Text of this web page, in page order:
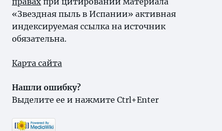
«Звездная пыль в Испании» активная
индексируемая ссылка на источник
обязательна.
Карта сайта
Нашли ошибку?
Выделите ее и нажмите Ctrl+Enter